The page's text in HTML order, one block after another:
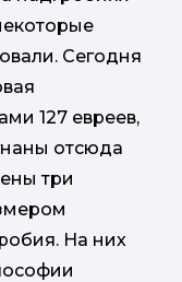
Сегодня
127 евреев,
отсюда
три
На них